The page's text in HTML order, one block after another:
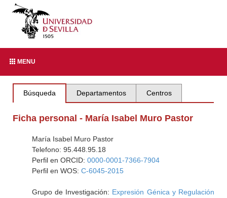
MENU
Búsqueda Departamentos Centros
Ficha personal - María Isabel Muro Pastor
María Isabel Muro Pastor
Telefono: 95.448.95.18
Perfil en ORCID: 0000-0001-7366-7904
Perfil en WOS: C-6045-2015
Grupo de Investigación: Expresión Génica y Regulación